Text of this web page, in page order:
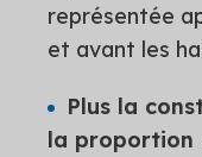
représentée
et avant les
Plus la
la proportion